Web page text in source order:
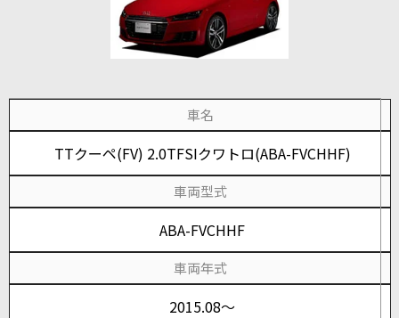
車名
TTクーペ(FV) 2.0TFSIクワトロ(ABA-FVCHHF)
車両型式
ABA-FVCHHF
車両年式
2015.08～